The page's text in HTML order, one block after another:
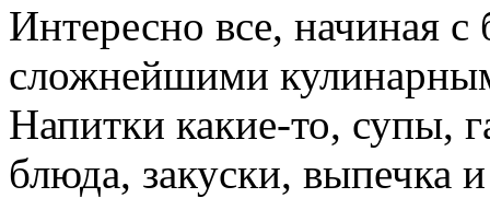
Интересно все, начиная с
сложнейшими
Напитки какие-то, супы,
блюда, закуски, выпечка